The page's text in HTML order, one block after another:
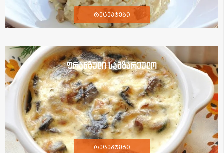
რეცეპტები
ფრანგული სამზარეულო
რეცეპტები